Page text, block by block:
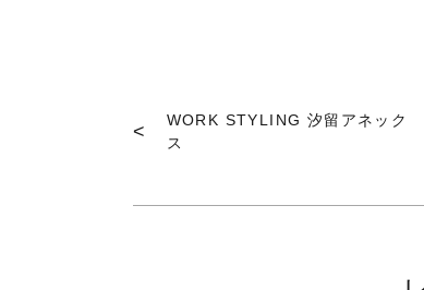
WORK STYLING 汐留アネック
ス